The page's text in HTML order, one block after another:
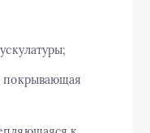
покрывающая